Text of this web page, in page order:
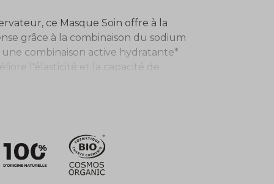
ce Masque Soin offre à la
grâce à la combinaison du sodium
combinaison active hydratante*
l'élasticité et la capacité de
de l‘épiderme.